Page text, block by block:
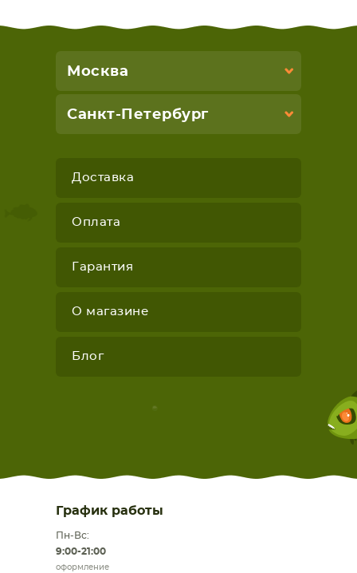
Москва
Санкт-Петербург
Доставка
Оплата
Гарантия
О магазине
Блог
График работы
Пн-Вс:
9:00-21:00
оформление